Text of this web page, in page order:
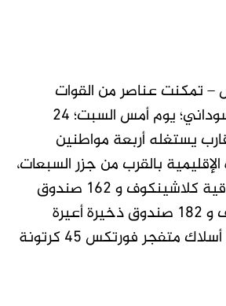
– تمكنت عناصر من القوات
البحرية بالجيش السوداني؛ يوم أمس السبت؛ ٢٤
يستغله أربعة مواطنين
بالقرب من جزر السبعات،
وعلى متنه ٩٠ بندقية كلاشينكوف و ١٦٢ صندوق
ذخيرة رشاش قرنوف و ١٨٢ صندوق ذخيرة أعيرة
متنوعة ٤٣ كرتونة أسلاك متفجر فورتكس ٤٥ كرتونة